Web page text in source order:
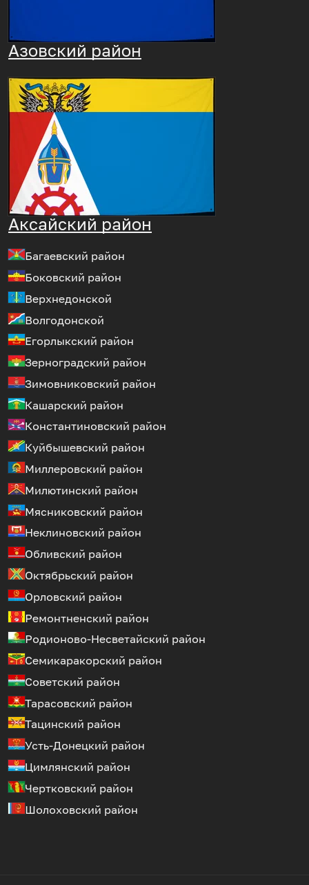
Азовский район
Аксайский район
Багаевский район
Боковский район
Верхнедонской
Волгодонской
Егорлыкский район
Зерноградский район
Зимовниковский район
Кашарский район
Константиновский район
Куйбышевский район
Миллеровский район
Милютинский район
Мясниковский район
Неклиновский район
Обливский район
Октябрьский район
Орловский район
Ремонтненский район
Родионово-Несветайский район
Семикаракорский район
Советский район
Тарасовский район
Тацинский район
Усть-Донецкий район
Цимлянский район
Чертковский район
Шолоховский район